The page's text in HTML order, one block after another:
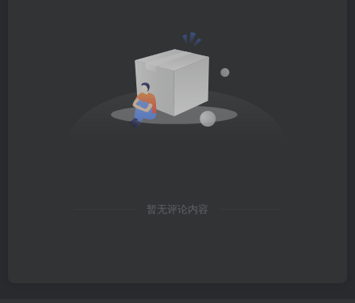
暂无评论内容